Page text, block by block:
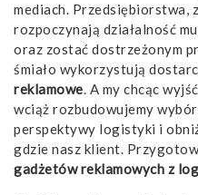
mediach. Przedsiębiorstwa,
rozpoczynają działalność
oraz zostać dostrzeżonym
śmiało wykorzystują
reklamowe. A my chcąc
wciąż rozbudowujemy
perspektywy logistyki i
gdzie nasz klient.
gadżetów reklamowych z